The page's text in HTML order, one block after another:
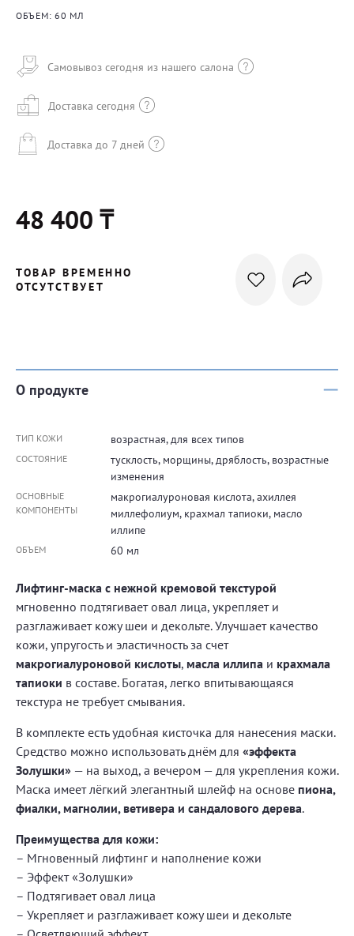
ОБЪЕМ: 60 МЛ
Самовывоз сегодня из нашего салона
Доставка сегодня
Доставка до 7 дней
48 400 ₸
ТОВАР ВРЕМЕННО
ОТСУТСТВУЕТ
О продукте
ТИП КОЖИ возрастная, для всех типов
СОСТОЯНИЕ
тусклость, морщины, дряблость, возрастные
изменения
ОСНОВНЫЕ
КОМПОНЕНТЫ
макрогиалуроновая кислота, ахиллея
миллефолиум, крахмал тапиоки, масло
иллипе
ОБЪЕМ 60 мл
Лифтинг-маска с нежной кремовой текстурой
мгновенно подтягивает овал лица, укрепляет и
разглаживает кожу шеи и декольте. Улучшает качество
кожи, упругость и эластичность за счет
макрогиалуроновой кислоты, масла иллипа и крахмала
тапиоки в составе. Богатая, легко впитывающаяся
текстура не требует смывания.
В комплекте есть удобная кисточка для нанесения маски.
Средство можно использовать днём для «эффекта
Золушки» — на выход, а вечером — для укрепления кожи.
Маска имеет лёгкий элегантный шлейф на основе пиона,
фиалки, магнолии, ветивера и сандалового дерева.
Преимущества для кожи:
– Мгновенный лифтинг и наполнение кожи
– Эффект «Золушки»
– Подтягивает овал лица
– Укрепляет и разглаживает кожу шеи и декольте